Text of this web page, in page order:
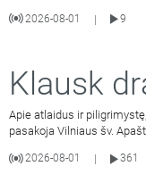
2026-08-01 |
9
Klausk
Apie atlaidus ir
pasakoja Vilniaus šv.
2026-08-01
361